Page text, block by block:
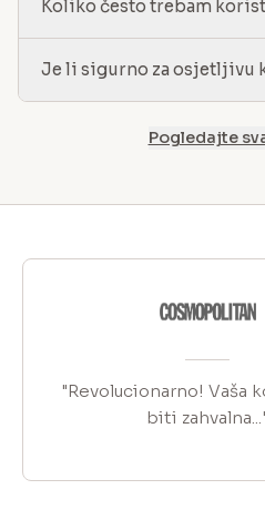
Koliko često trebam
Je li sigurno za osjetljivu
Pogledajte
"Revolucionarno! Vaša
biti